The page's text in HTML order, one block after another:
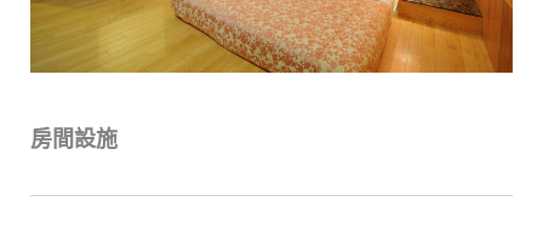
房間設施